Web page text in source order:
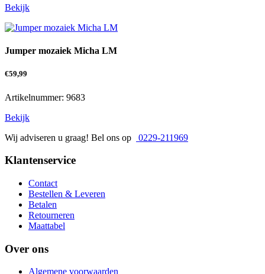
Bekijk
Jumper mozaiek Micha LM
€59,99
Artikelnummer: 9683
Bekijk
Wij adviseren u graag! Bel ons op
0229-211969
Klantenservice
Contact
Bestellen & Leveren
Betalen
Retourneren
Maattabel
Over ons
Algemene voorwaarden